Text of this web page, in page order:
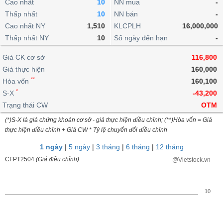
Giao
dịch
nội
bộ
Niên
giám
Tài
liệu
cổ
đông
Định
giá
Nước
ngoài
Tự
doanh
Top
cổ
phiếu
Bản
giao
dịch
Chứng
quyền
Tổng
quan
Thống
kê
dịch
Định
Thống
kê
giao
dịch
Tin
tức
tích
kỹ
thuật
Bảng
giá
Bộ
lọc
cổ
phiếu
sánh
mô
lai
Chứng
quyền
Trái
phiếu
doanh
nghiệp
Đào
Dịch
vụ
Cao nhất
10
Thấp nhất
10
Cao nhất NY
1,510
Thấp nhất NY
10
NN mua
-
NN bán
-
KLCPLH
16,000,000
Số ngày đến hạn
-
Giá CK cơ sở
116,800
Giá thực hiện
160,000
Hòa vốn **
160,100
S-X *
-43,200
Trạng thái CW
OTM
(*)S-X là giá chứng khoán cơ sở - giá thực hiện điều chỉnh; (**)Hòa vốn = Giá
thực hiện điều chỉnh + Giá CW * Tỷ lệ chuyển đổi điều chỉnh
1 ngày| 5 ngày| 3 tháng | 6 tháng | 12 tháng
CFPT2504 (Giá điều chỉnh) @Vietstock.vn
10
BẤT
ĐỘNG
SẢN
TÀI
CHÍNH
HÀNG
HÓA